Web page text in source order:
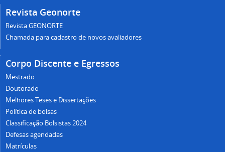
Revista Geonorte
Revista GEONORTE
Chamada para cadastro de novos avaliadores
Corpo Discente e Egressos
Mestrado
Doutorado
Melhores Teses e Dissertações
Política de bolsas
Classificação Bolsistas 2024
Defesas agendadas
Matrículas